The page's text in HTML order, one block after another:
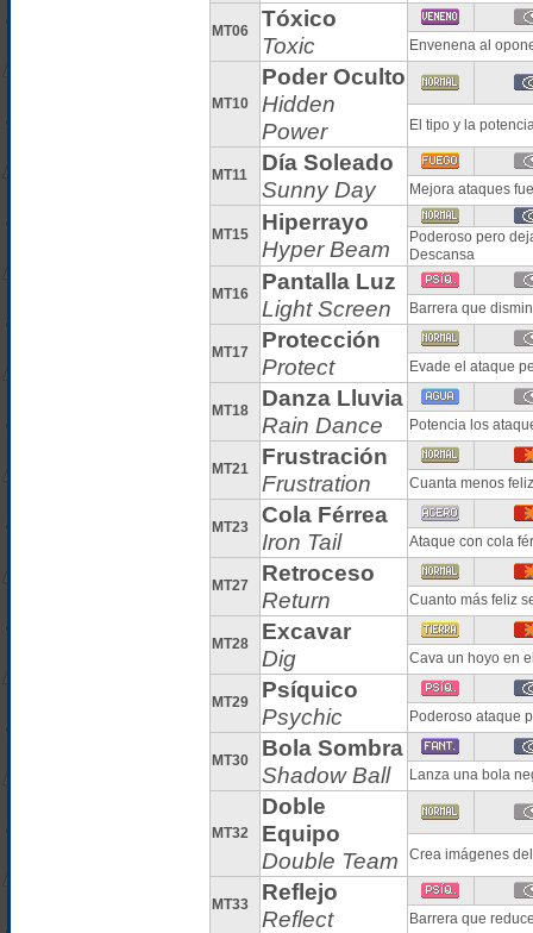
MT06
Tóxico
Toxic
Envenena al
MT10
Poder Oculto
Hidden
Power
El tipo y la
MT11
Día Soleado
Sunny Day
Mejora ataques
MT15
Hiperrayo
Hyper Beam
Poderoso pero
Descansa
MT16
Pantalla Luz
Light Screen
Barrera que
MT17
Protección
Protect
Evade el ataque
MT18
Danza Lluvia
Rain Dance
Potencia los
MT21
Frustración
Frustration
Cuanta menos
MT23
Cola Férrea
Iron Tail
Ataque con cola
MT27
Retroceso
Return
Cuanto más feliz
MT28
Excavar
Dig
Cava un hoyo en
MT29
Psíquico
Psychic
Poderoso ataque
MT30
Bola Sombra
Shadow Ball
Lanza una bola
MT32
Doble
Equipo
Double Team
Crea imágenes
MT33
Reflejo
Reflect
Barrera que